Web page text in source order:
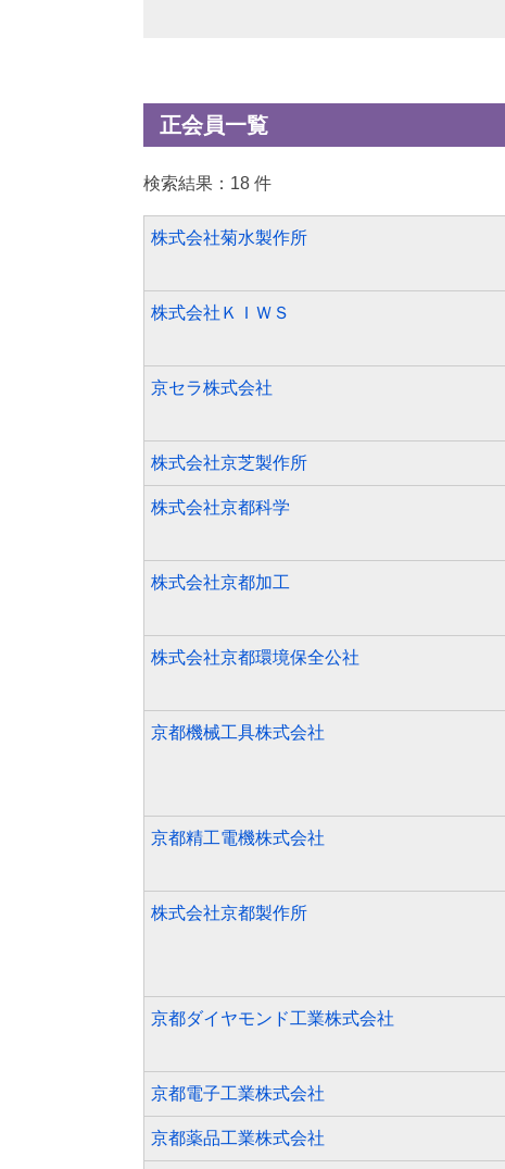
正会員一覧
検索結果：18 件
株式会社菊水製作所
株式会社ＫＩＷＳ
京セラ株式会社
株式会社京芝製作所
株式会社京都科学
株式会社京都加工
株式会社京都環境保全公社
京都機械工具株式会社
京都精工電機株式会社
株式会社京都製作所
京都ダイヤモンド工業株式会社
京都電子工業株式会社
京都薬品工業株式会社